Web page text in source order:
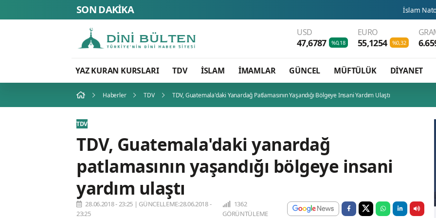
SON DAKİKA İslam Natosu dosta
USD
47,6787 %0,18
EURO
55,1254 %0,32
YAZ KURAN KURSLARI TDV İSLAM İMAMLAR GÜNCEL MÜFTÜLÜK DİYANET
Haberler TDV TDV, Guatemala'daki Yanardağ Patlamasının Yaşandığı Bölgeye Insani Yardım Ulaştı
TDV
TDV, Guatemala'daki yanardağ
patlamasının yaşandığı bölgeye insani
yardım ulaştı
28.06.2018 - 23:25 | GÜNCELLEME:28.06.2018 -
23:25
1362
GÖRÜNTÜLEME